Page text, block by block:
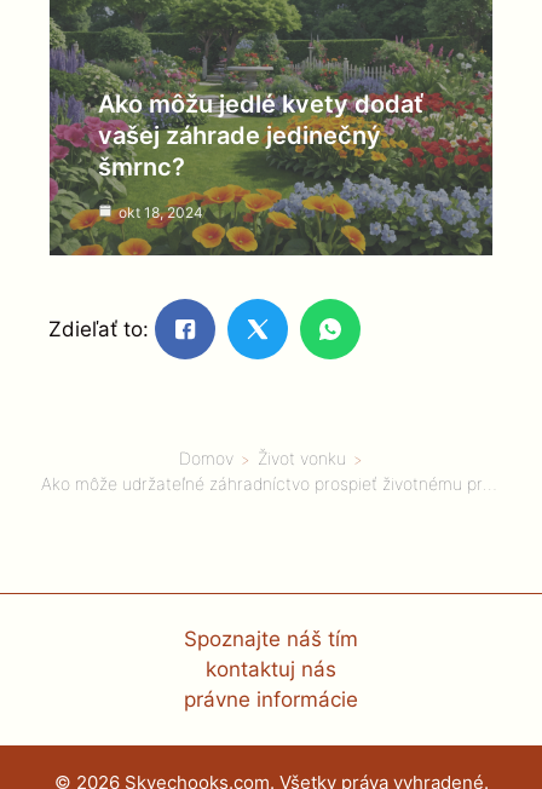
Ako môžu jedlé kvety dodať
vašej záhrade jedinečný
šmrnc?
okt 18, 2024
Zdieľať to:
Domov
Život vonku
Spoznajte náš tím
kontaktuj nás
právne informácie
© 2026 Skyechooks.com. Všetky práva vyhradené.